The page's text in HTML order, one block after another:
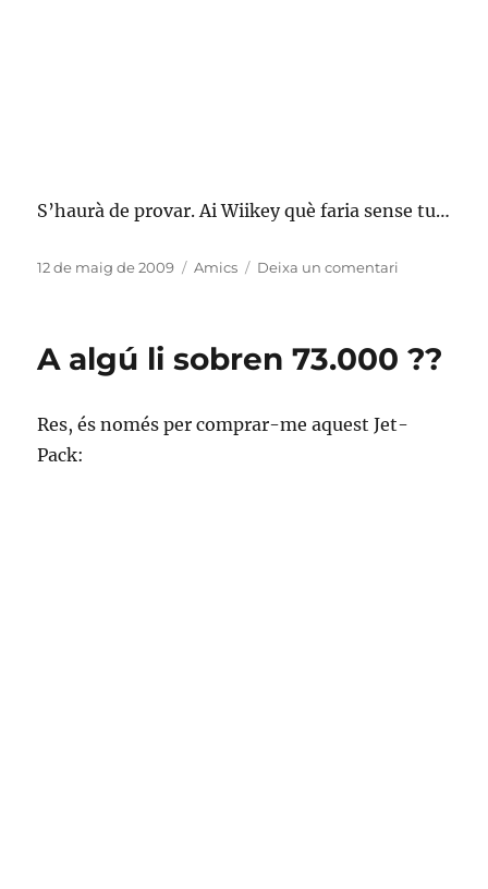
S’haurà de provar. Ai Wiikey què faria sense tu…
Publicat
12 de maig de 2009 Categories
Amics Deixa un comentari
aquesta
A algú li sobren 73.000 ??
Res, és només per comprar-me aquest Jet-
Pack: